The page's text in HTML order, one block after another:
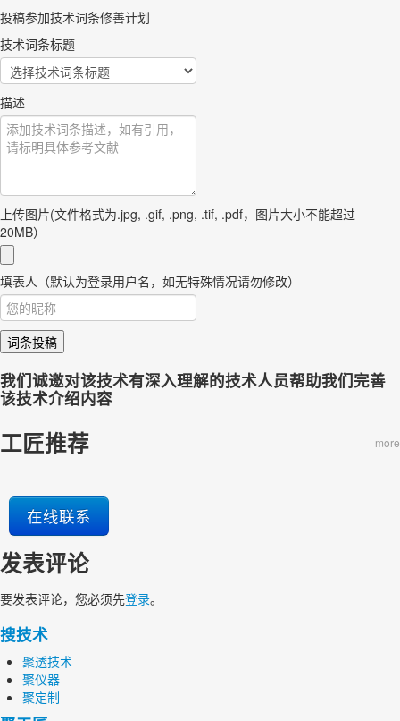
投稿参加技术词条修善计划
技术词条标题
描述
上传图片(文件格式为.jpg, .gif, .png, .tif, .pdf，图片大小不能超过
20MB）
填表人（默认为登录用户名，如无特殊情况请勿修改）
词条投稿
我们诚邀对该技术有深入理解的技术人员帮助我们完善
该技术介绍内容
工匠推荐 more
在线联系
发表评论
要发表评论，您必须先登录。
搜技术
聚透技术
聚仪器
聚定制